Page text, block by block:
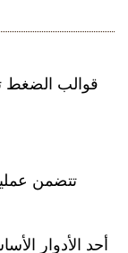
قوالب الضغط
تتضمن
أحد الأدوار